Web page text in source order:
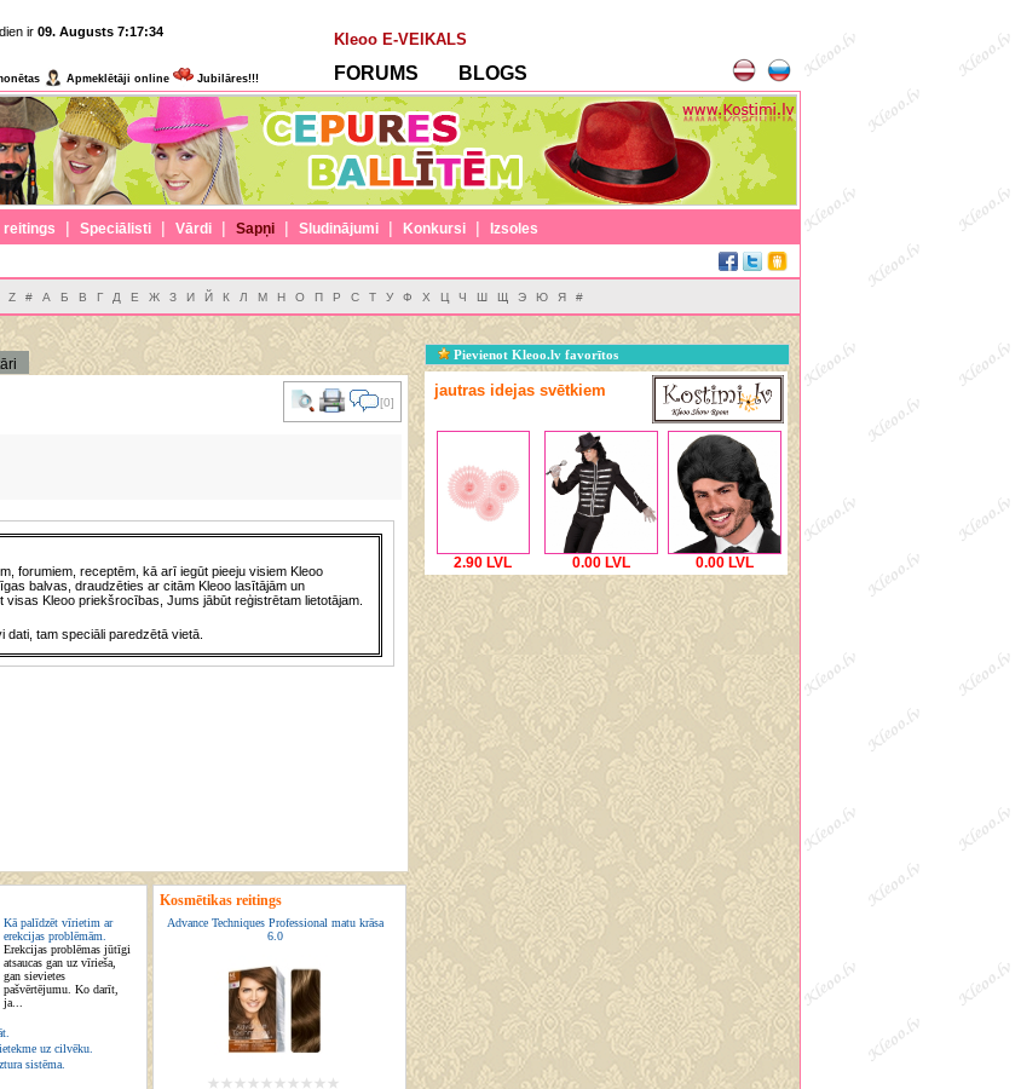
ir 09. Augusts 7:17:35
Apmeklētāji online Jubilāres!!!
Kleoo E-VEIKALS
FORUMS BLOGS
reitings | Speciālisti | Vārdi | Sapņi | Sludinājumi | Konkursi |
Izsoles
Z # А Б В Г Д Е Ж З И Й К Л М Н О П Р С Т У Ф Х Ц Ч Ш Щ Э Ю Я #
[0]
forumiem, receptēm, kā arī iegūt pieeju visiem Kleoo
balvas, draudzēties ar citām Kleoo lasītājām un
Kleoo priekšrocības, Jums jābūt reģistrētam lietotājam.
tam speciāli paredzētā vietā.
Kā palīdzēt vīrietim ar
erekcijas problēmām.
Erekcijas problēmas jūtīgi
atsaucas gan uz vīrieša,
gan sievietes
pašvērtējumu. Ko darīt,
ja...
uz cilvēku.
sistēma.
Kosmētikas reitings
Advance Techniques Professional matu krāsa
6.0
Pievienot Kleoo.lv favorītos
jautras idejas svētkiem
2.90 LVL 0.00 LVL 0.00 LVL